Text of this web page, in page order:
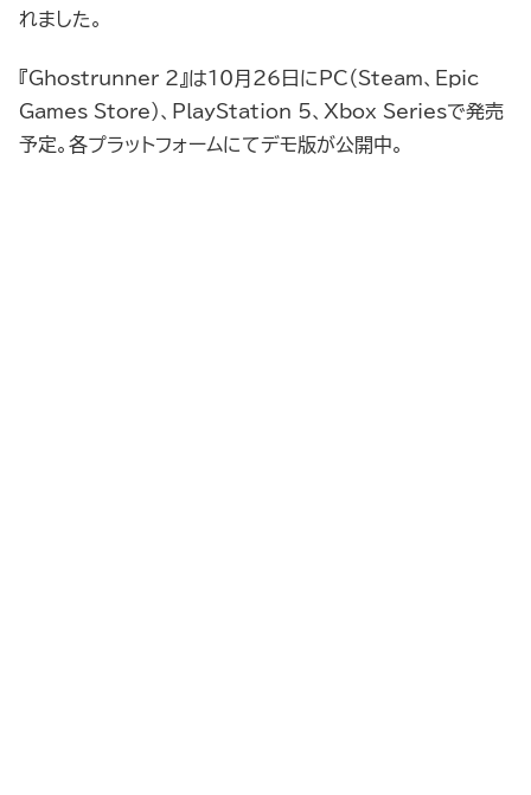
れました。
『Ghostrunner 2』は10月26日にPC（Steam、Epic
Games Store）、PlayStation 5、Xbox Seriesで発売
予定。各プラットフォームにてデモ版が公開中。